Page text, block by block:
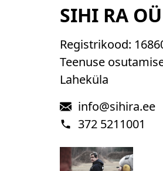
SIHI RA OÜ
Registrikood:
Teenuse
Laheküla
info@sihira.ee
372 5211001